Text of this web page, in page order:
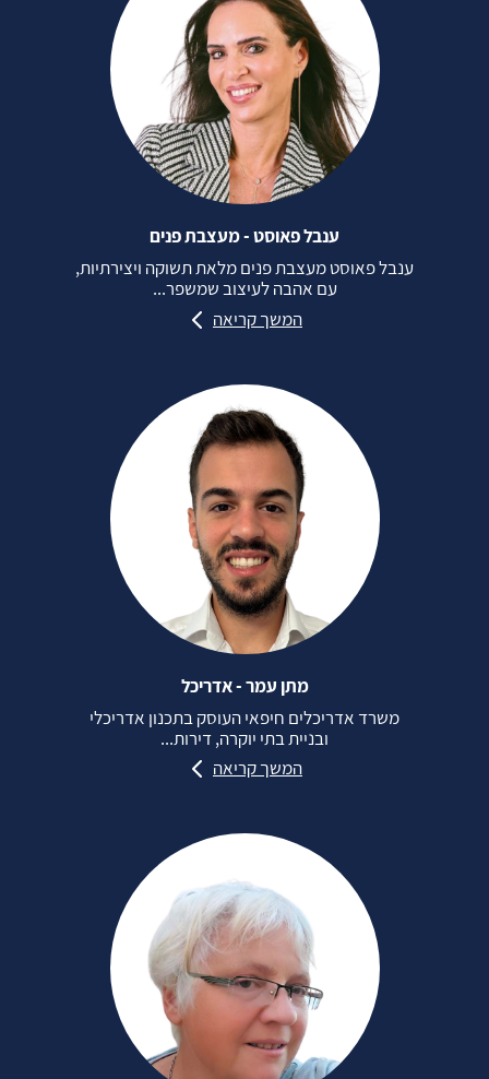
ענבל פאוסט - מעצבת פנים
ענבל פאוסט מעצבת פנים מלאת תשוקה ויצירתיות,
עם אהבה לעיצוב שמשפר...
המשך קריאה
מתן עמר - אדריכל
משרד אדריכלים חיפאי העוסק בתכנון אדריכלי
ובניית בתי יוקרה, דירות...
המשך קריאה